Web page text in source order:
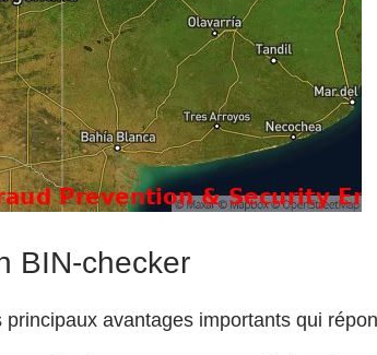
BIN-checker
avantages importants qui